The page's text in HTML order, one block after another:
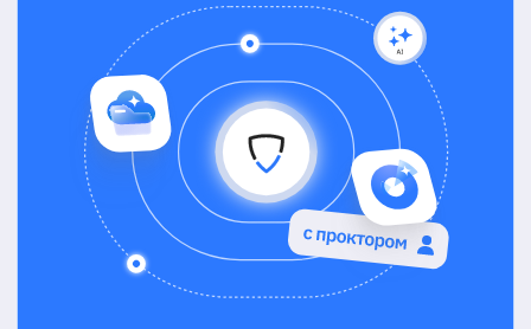
Нужна
дополнительная
информация?
Заполните форму
и мы свяжемся
Ваше имя*